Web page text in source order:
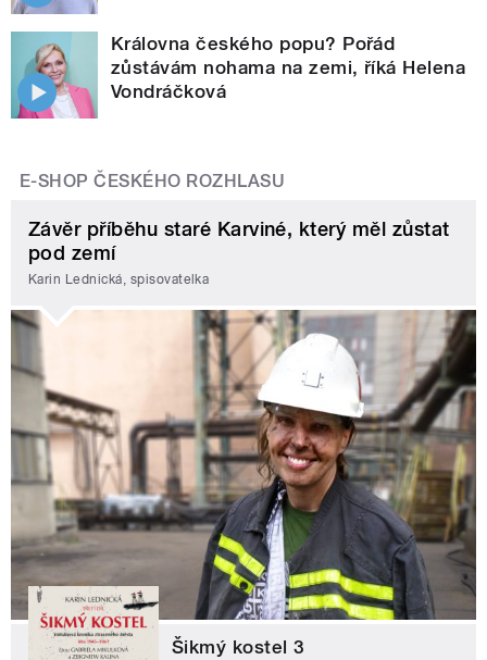
Královna českého popu? Pořád
zůstávám nohama na zemi, říká Helena
Vondráčková
E-SHOP ČESKÉHO ROZHLASU
Závěr příběhu staré Karviné, který měl zůstat
pod zemí
Karin Lednická, spisovatelka
Šikmý kostel 3